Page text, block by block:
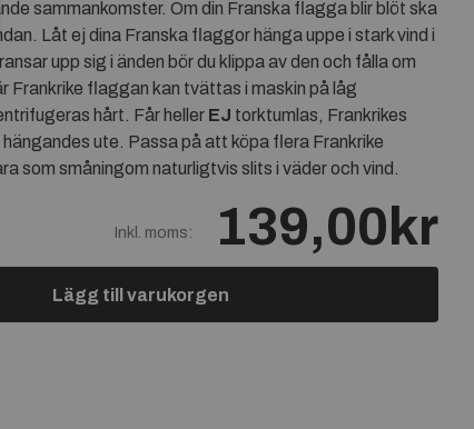
sammankomster. Om din Franska flagga blir blöt ska
Låt ej dina Franska flaggor hänga uppe i stark vind i
upp sig i änden bör du klippa av den och fålla om
Frankrike flaggan kan tvättas i maskin på låg
hårt. Får heller EJ torktumlas, Frankrikes
ute. Passa på att köpa flera Frankrike
som småningom naturligtvis slits i väder och vind.
Inkl. moms: 139,00kr
Lägg till varukorgen